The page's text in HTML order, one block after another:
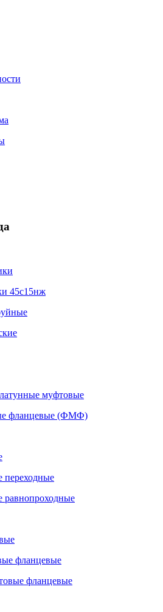
45с15нж
муфтовые
фланцевые (ФМФ)
переходные
равнопроходные
фланцевые
фланцевые